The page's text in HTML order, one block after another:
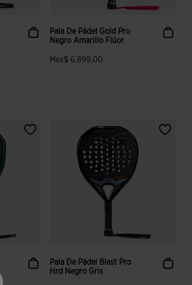
Pala De Pádel Gold Pro
Negro Amarillo Flúor
Mex$ 6.899,00
Pala De Pádel Blast Pro
Hrd Negro Gris